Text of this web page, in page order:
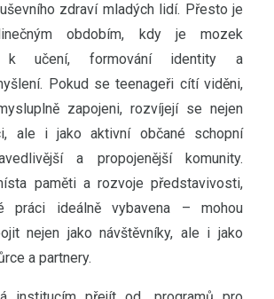
zdraví mladých lidí. Přesto je
obdobím, kdy je mozek
k učení, formování identity a
Pokud se teenageři cítí viděni,
zapojeni, rozvíjejí se nejen
ale i jako aktivní občané schopní
a propojenější komunity.
paměti a rozvoje představivosti,
práci ideálně vybavena – mohou
nejen jako návštěvníky, ale i jako
a partnery.